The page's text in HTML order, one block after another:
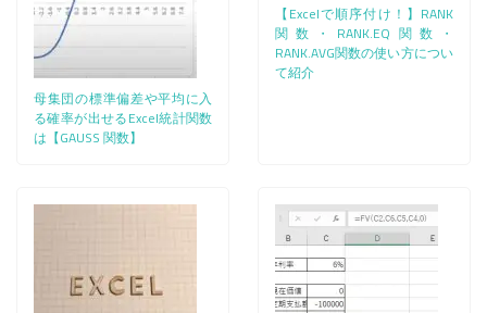
母集団の標準偏差や平均に入
る確率が出せるExcel統計関数
は【GAUSS 関数】
【Excelで順序付け！】RANK
関数・RANK.EQ関数・
RANK.AVG関数の使い方につい
て紹介